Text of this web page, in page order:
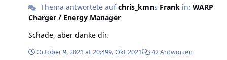
Thema antwortete aufchris_kmns Frankin: WARP
Charger / Energy Manager
Schade, aber danke dir.
October 9, 2021 at 20:499. Okt 2021 42 Antworten